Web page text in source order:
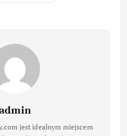
jest idealnym miejscem